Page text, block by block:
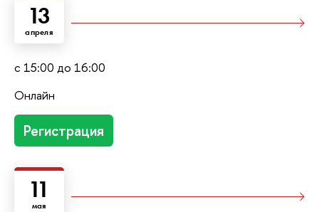
13
апреля
с 15:00 до 16:00
Онлайн
Регистрация
11
мая